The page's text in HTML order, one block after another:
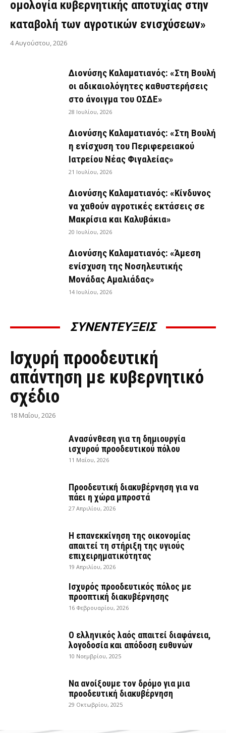
ομολογία κυβερνητικής αποτυχίας στην
καταβολή των αγροτικών ενισχύσεων»
4 Αυγούστου, 2026
Διονύσης Καλαματιανός: «Στη Βουλή
οι αδικαιολόγητες καθυστερήσεις
στο άνοιγμα του ΟΣΔΕ»
28 Ιουλίου, 2026
Διονύσης Καλαματιανός: «Στη Βουλή
η ενίσχυση του Περιφερειακού
Ιατρείου Νέας Φιγαλείας»
21 Ιουλίου, 2026
Διονύσης Καλαματιανός: «Κίνδυνος
να χαθούν αγροτικές εκτάσεις σε
Μακρίσια και Καλυβάκια»
20 Ιουλίου, 2026
Διονύσης Καλαματιανός: «Άμεση
ενίσχυση της Νοσηλευτικής
Μονάδας Αμαλιάδας»
14 Ιουλίου, 2026
ΣΥΝΕΝΤΕΥΞΕΙΣ
ΣΥΝΕΝΤΕΎΞΕΙΣ
Ισχυρή προοδευτική
απάντηση με κυβερνητικό
σχέδιο
18 Μαΐου, 2026
Ανασύνθεση για τη δημιουργία
ισχυρού προοδευτικού πόλου
11 Μαΐου, 2026
Προοδευτική διακυβέρνηση για να
πάει η χώρα μπροστά
27 Απριλίου, 2026
Η επανεκκίνηση της οικονομίας
απαιτεί τη στήριξη της υγιούς
επιχειρηματικότητας
19 Απριλίου, 2026
Ισχυρός προοδευτικός πόλος με
προοπτική διακυβέρνησης
16 Φεβρουαρίου, 2026
Ο ελληνικός λαός απαιτεί διαφάνεια,
λογοδοσία και απόδοση ευθυνών
10 Νοεμβρίου, 2025
Να ανοίξουμε τον δρόμο για μια
προοδευτική διακυβέρνηση
29 Οκτωβρίου, 2025